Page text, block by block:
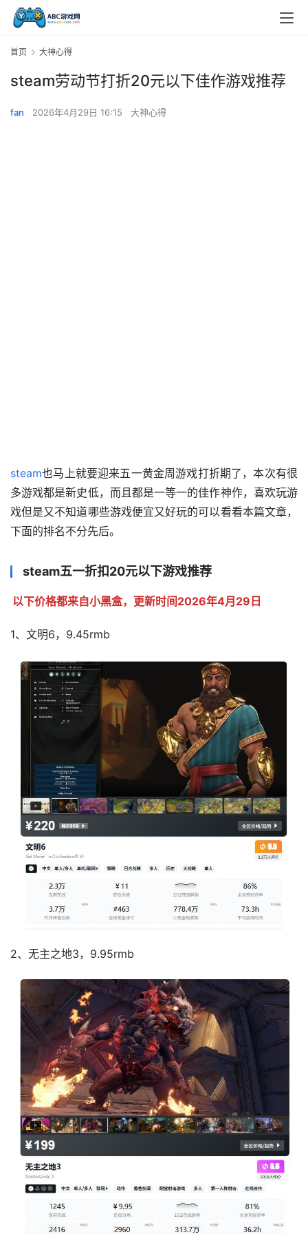
首页 大神心得
steam劳动节打折20元以下佳作游戏推荐
fan 2026年4月29日 16:15 大神心得
steam也马上就要迎来五一黄金周游戏打折期了，本次有很
多游戏都是新史低，而且都是一等一的佳作神作，喜欢玩游
戏但是又不知道哪些游戏便宜又好玩的可以看看本篇文章，
下面的排名不分先后。
steam五一折扣20元以下游戏推荐
以下价格都来自小黑盒，更新时间2026年4月29日
1、文明6，9.45rmb
2、无主之地3，9.95rmb